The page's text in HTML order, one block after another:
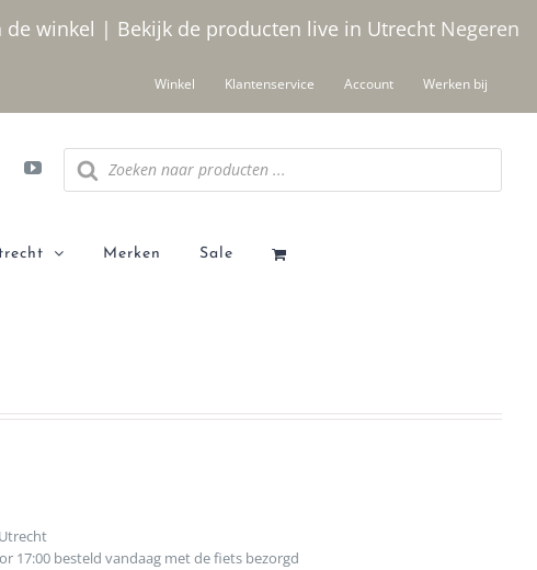
winkel | Bekijk de producten live in Utrecht Negeren
Winkel Klantenservice Account Werken bij
Producten
zoeken
Merken Sale
17:00 besteld vandaag met de fiets bezorgd